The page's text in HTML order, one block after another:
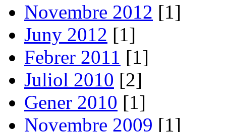
Novembre 2012 [1]
Juny 2012 [1]
Febrer 2011 [1]
Juliol 2010 [2]
Gener 2010 [1]
Novembre 2009 [1]